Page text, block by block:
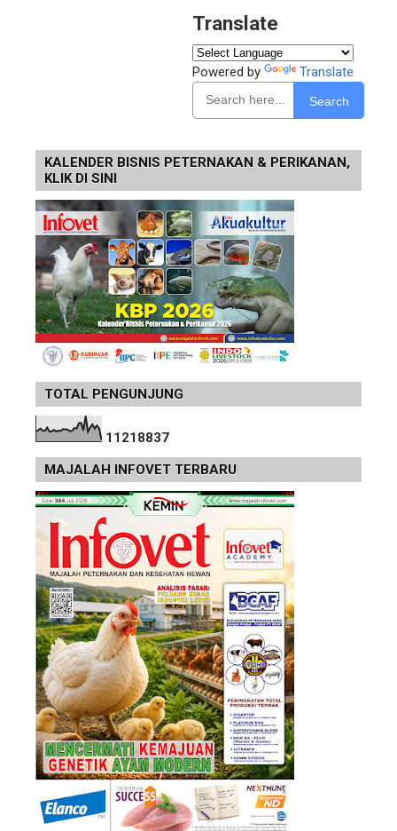
Translate
Powered by Translate
Search
KALENDER BISNIS PETERNAKAN & PERIKANAN,
KLIK DI SINI
TOTAL PENGUNJUNG
11218837
MAJALAH INFOVET TERBARU